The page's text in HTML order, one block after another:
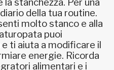
della tua routine.
molto stanco e alla
puoi
ti aiuta a modificare il
energie. Ricorda
alimentari e i